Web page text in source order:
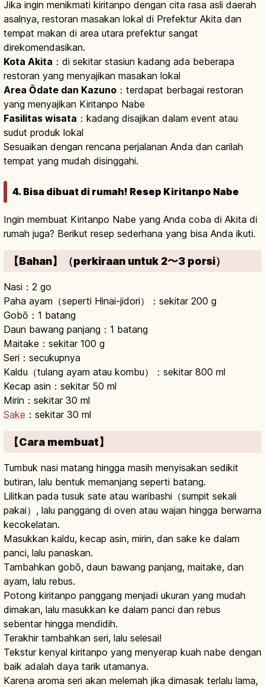
Jika ingin menikmati kiritanpo dengan cita rasa asli daerah
asalnya, restoran masakan lokal di Prefektur Akita dan
tempat makan di area utara prefektur sangat
direkomendasikan.
Kota Akita ：di sekitar stasiun kadang ada beberapa
restoran yang menyajikan masakan lokal
Area Ōdate dan Kazuno ：terdapat berbagai restoran
yang menyajikan Kiritanpo Nabe
Fasilitas wisata ：kadang disajikan dalam event atau
sudut produk lokal
Sesuaikan dengan rencana perjalanan Anda dan carilah
tempat yang mudah disinggahi.
4. Bisa dibuat di rumah! Resep Kiritanpo Nabe
Ingin membuat Kiritanpo Nabe yang Anda coba di Akita di
rumah juga? Berikut resep sederhana yang bisa Anda ikuti.
【Bahan】（perkiraan untuk 2〜3 porsi）
Nasi：2 go
Paha ayam（seperti Hinai-jidori）：sekitar 200 g
Gobō：1 batang
Daun bawang panjang：1 batang
Maitake：sekitar 100 g
Seri：secukupnya
Kaldu（tulang ayam atau kombu）：sekitar 800 ml
Kecap asin：sekitar 50 ml
Mirin：sekitar 30 ml
Sake ：sekitar 30 ml
【Cara membuat】
Tumbuk nasi matang hingga masih menyisakan sedikit
butiran, lalu bentuk memanjang seperti batang.
Lilitkan pada tusuk sate atau waribashi（sumpit sekali
pakai）, lalu panggang di oven atau wajan hingga berwarna
kecokelatan.
Masukkan kaldu, kecap asin, mirin, dan sake ke dalam
panci, lalu panaskan.
Tambahkan gobō, daun bawang panjang, maitake, dan
ayam, lalu rebus.
Potong kiritanpo panggang menjadi ukuran yang mudah
dimakan, lalu masukkan ke dalam panci dan rebus
sebentar hingga mendidih.
Terakhir tambahkan seri, lalu selesai!
Tekstur kenyal kiritanpo yang menyerap kuah nabe dengan
baik adalah daya tarik utamanya.
Karena aroma seri akan melemah jika dimasak terlalu lama,